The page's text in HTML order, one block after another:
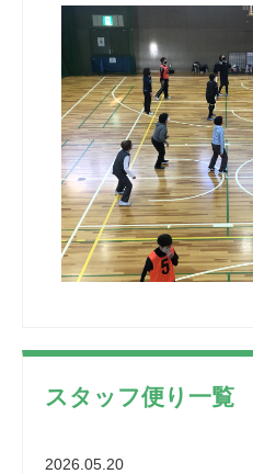
スタッフ便り一覧
2026.05.20